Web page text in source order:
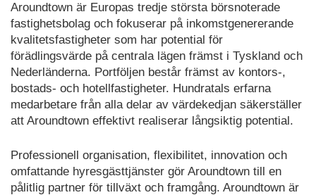
Aroundtown är Europas tredje största börsnoterade
fastighetsbolag och fokuserar på inkomstgenererande
kvalitetsfastigheter som har potential för
förädlingsvärde på centrala lägen främst i Tyskland och
Nederländerna. Portföljen består främst av kontors-,
bostads- och hotellfastigheter. Hundratals erfarna
medarbetare från alla delar av värdekedjan säkerställer
att Aroundtown effektivt realiserar långsiktig potential.
Professionell organisation, flexibilitet, innovation och
omfattande hyresgästtjänster gör Aroundtown till en
pålitlig partner för tillväxt och framgång. Aroundtown är